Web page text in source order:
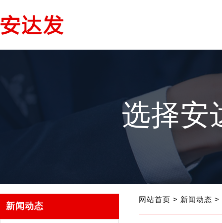
选择安
新闻动态
网站首页 > 新闻动态 >